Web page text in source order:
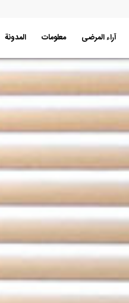
آراء المرضى معلومات المدونة